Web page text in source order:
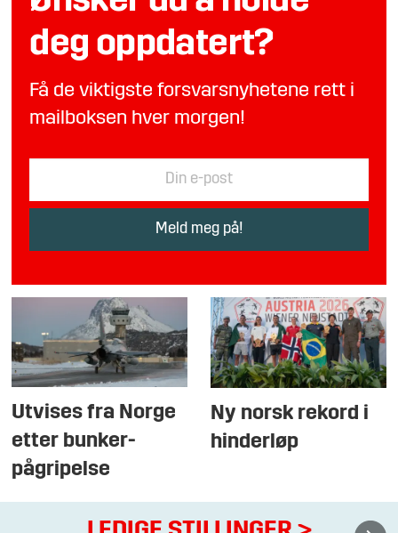
deg oppdatert?
Få de viktigste forsvarsnyhetene rett i
mailboksen hver morgen!
Utvises fra Norge
etter bunker-
pågripelse
Ny norsk rekord i
hinderløp